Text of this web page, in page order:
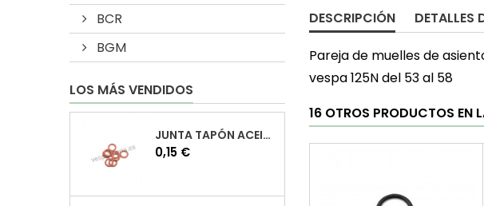
BCR
BGM
LOS MÁS VENDIDOS
JUNTA TAPÓN ACEITE VESPA
Precio
0,15 €
DESCRIPCIÓN DETALLES
Pareja de muelles de
vespa 125N del 53 al 58
16 OTROS PRODUCTOS EN